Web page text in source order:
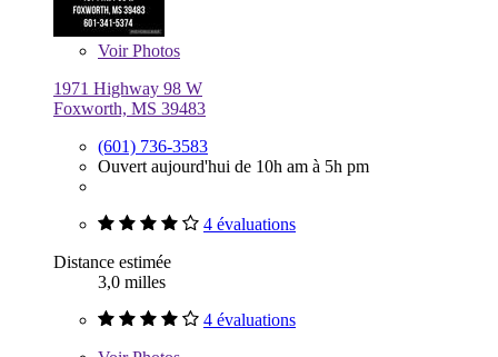
VoirPhotos
1971 Highway 98 W
Foxworth, MS 39483
(601) 736-3583
Ouvert aujourd'hui de 10h am à 5h pm
4 évaluations
Distance estimée
3,0 milles
4 évaluations